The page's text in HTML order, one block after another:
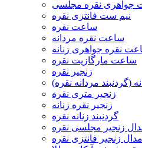
جواهری نقره مجلسی
نیم ست فانتزی نقره
ساعت نقره
ساعت نقره مردانه
نقره جواهری زنانه
ساعت مارگازیت نقره
زنجیر نقره
(گردنبند مردانه نقره)
زنجیر متری نقره
زنجیر نقره زنانه
گردنبند زنانه نقره
زنجیر مجلسی نقره
مدال زنجیر فانتزی نقره